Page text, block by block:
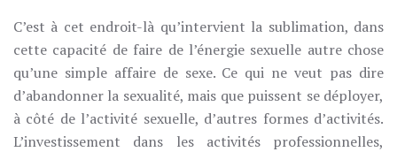
C’est à cet endroit-là qu’intervient la sublimation, dans
cette capacité de faire de l’énergie sexuelle autre chose
qu’une simple affaire de sexe. Ce qui ne veut pas dire
d’abandonner la sexualité, mais que puissent se déployer,
à côté de l’activité sexuelle, d’autres formes d’activités.
L’investissement dans les activités professionnelles,